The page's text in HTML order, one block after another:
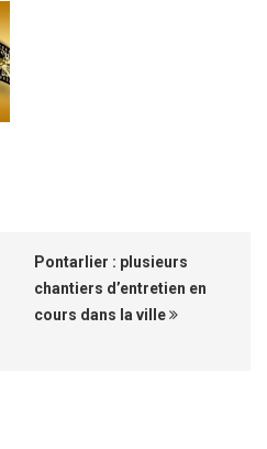
Pontarlier : plusieurs
chantiers d’entretien en
cours dans la ville